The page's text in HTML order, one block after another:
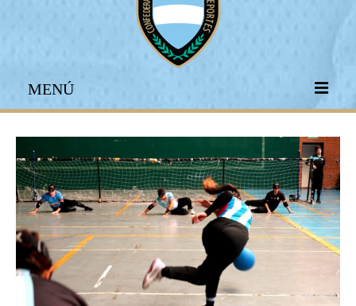
MENÚ
INICIO
INSTITUCIONAL
LEGISLACIÓN DEPORTIVA
UNIVERSO CAD
NOTICIAS
CAD MEDIA